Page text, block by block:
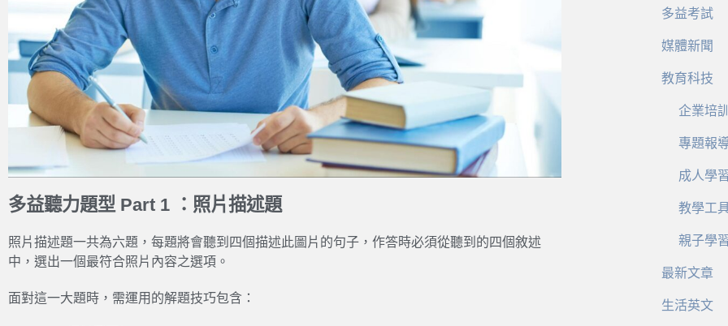
多益聽力題型 Part 1 ：照片描述題
照片描述題一共為六題，每題將會聽到四個描述此圖片的句子，作答時必須從聽到的四個敘述
中，選出一個最符合照片內容之選項。
面對這一大題時，需運用的解題技巧包含：
多益考試
媒體新聞
教育科技
企業培
專題報
成人學
教學工
親子學
最新文章
生活英文